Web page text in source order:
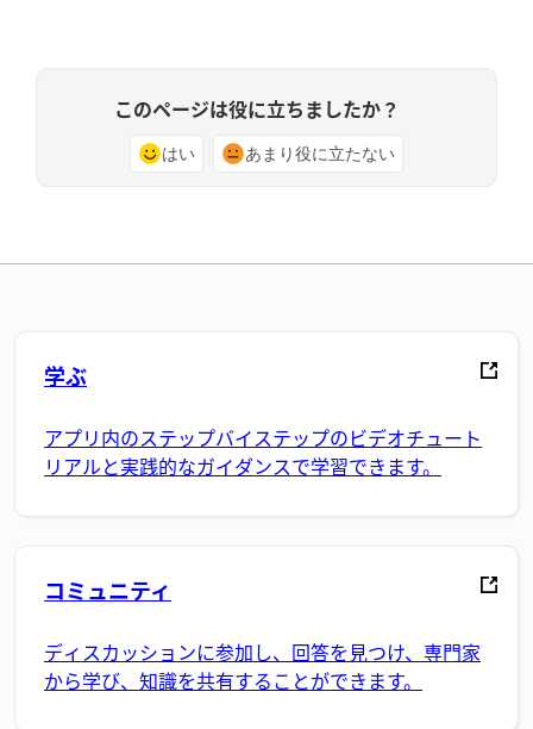
このページは役に立ちましたか？
はい あまり役に立たない
学ぶ
アプリ内のステップバイステップのビデオチュート
リアルと実践的なガイダンスで学習できます。
コミュニティ
ディスカッションに参加し、回答を見つけ、専門家
から学び、知識を共有することができます。